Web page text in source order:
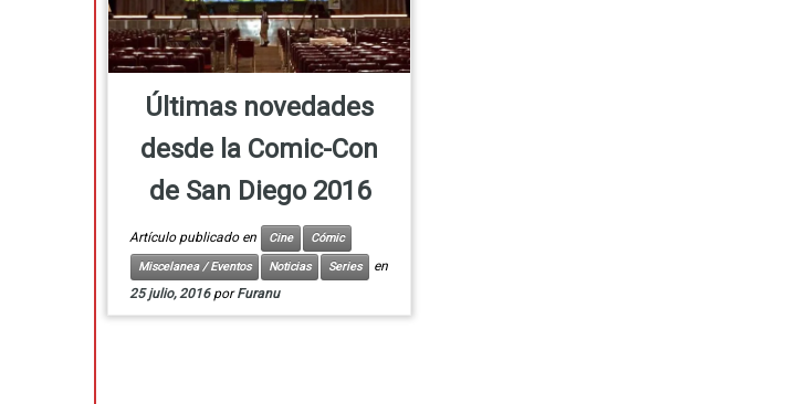
Últimas novedades
desde la Comic-Con
de San Diego 2016
Artículo publicado en Cine
Cómic
Miscelanea / Eventos
Noticias Series
en
25 julio, 2016 porFuranu